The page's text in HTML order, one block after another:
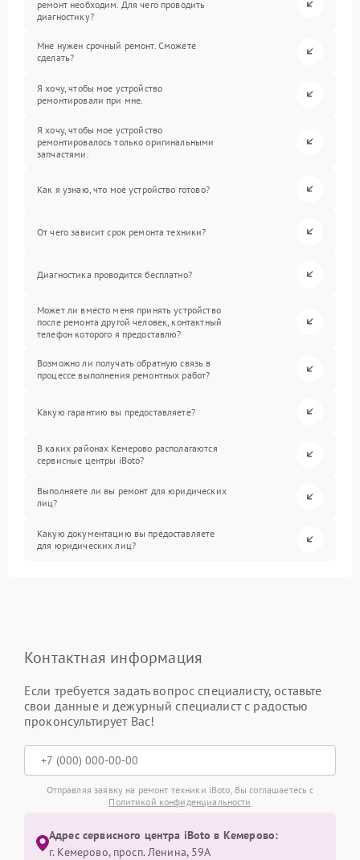
ремонт необходим. Для чего проводить
диагностику?
Мне нужен срочный ремонт. Сможете
сделать?
Я хочу, чтобы мое устройство
ремонтировали при мне.
Я хочу, чтобы мое устройство
ремонтировалось только оригинальными
запчастями.
Как я узнаю, что мое устройство готово?
От чего зависит срок ремонта техники?
Диагностика проводится бесплатно?
Может ли вместо меня принять устройство
после ремонта другой человек, контактный
телефон которого я предоставлю?
Возможно ли получать обратную связь в
процессе выполнения ремонтных работ?
Какую гарантию вы предоставляете?
В каких районах Кемерово располагаются
сервисные центры iBoto?
Выполняете ли вы ремонт для юридических
лиц?
Какую документацию вы предоставляете
для юридических лиц?
Контактная информация
Если требуется задать вопрос специалисту, оставьте
свои данные и дежурный специалист с радостью
проконсультирует Вас!
Отправляя заявку на ремонт техники iBoto, Вы соглашаетесь с
Политикой конфиденциальности
Адрес сервисного центра iBoto в Кемерово:
г. Кемерово, просп. Ленина, 59А